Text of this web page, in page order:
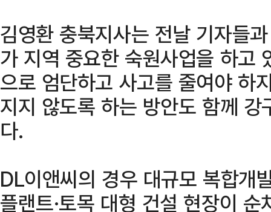
김영환 충북지사는 전날 기자들
가 지역 중요한 숙원사업을 하고
으로 엄단하고 사고를 줄여야 하
지지 않도록 하는 방안도 함께
다.
DL이앤씨의 경우 대규모 복합개
플랜트·토목 대형 건설 현장이